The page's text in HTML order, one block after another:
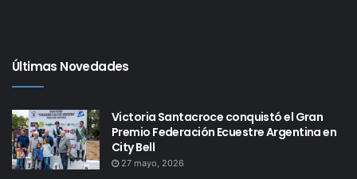
Últimas Novedades
Victoria Santacroce conquistó el Gran
Premio Federación Ecuestre Argentina en
City Bell
27 mayo, 2026